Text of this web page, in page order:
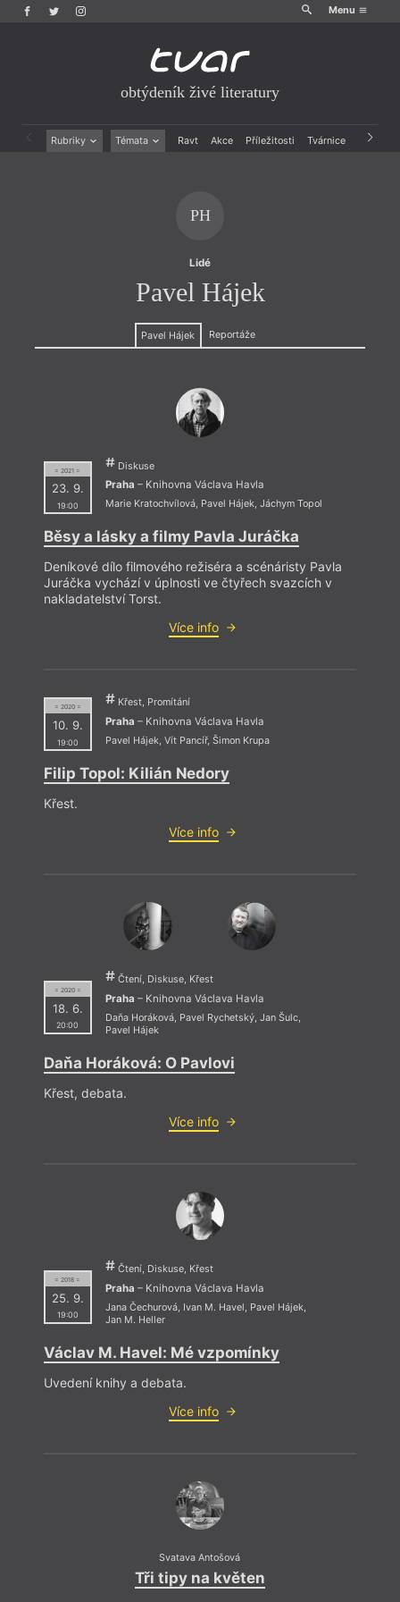
Menu
obtýdeník živé literatury
Rubriky Témata Ravt Akce Příležitosti Tvárnice Archiv
PH
Lidé
Pavel Hájek
Pavel Hájek Reportáže
= 2021 =
23. 9.
19:00
Diskuse
Praha – Knihovna Václava Havla
Marie Kratochvílová, Pavel Hájek, Jáchym Topol
Běsy a lásky a filmy Pavla Juráčka
Deníkové dílo filmového režiséra a scénáristy Pavla
Juráčka vychází v úplnosti ve čtyřech svazcích v
nakladatelství Torst.
Více info
= 2020 =
10. 9.
19:00
Křest, Promítání
Praha – Knihovna Václava Havla
Pavel Hájek, Vít Pancíř, Šimon Krupa
Filip Topol: Kilián Nedory
Křest.
Více info
= 2020 =
18. 6.
20:00
Čtení, Diskuse, Křest
Praha – Knihovna Václava Havla
Daňa Horáková, Pavel Rychetský, Jan Šulc,
Pavel Hájek
Daňa Horáková: O Pavlovi
Křest, debata.
Více info
= 2018 =
25. 9.
19:00
Čtení, Diskuse, Křest
Praha – Knihovna Václava Havla
Jana Čechurová, Ivan M. Havel, Pavel Hájek,
Jan M. Heller
Václav M. Havel: Mé vzpomínky
Uvedení knihy a debata.
Více info
Svatava Antošová
Tři tipy na květen